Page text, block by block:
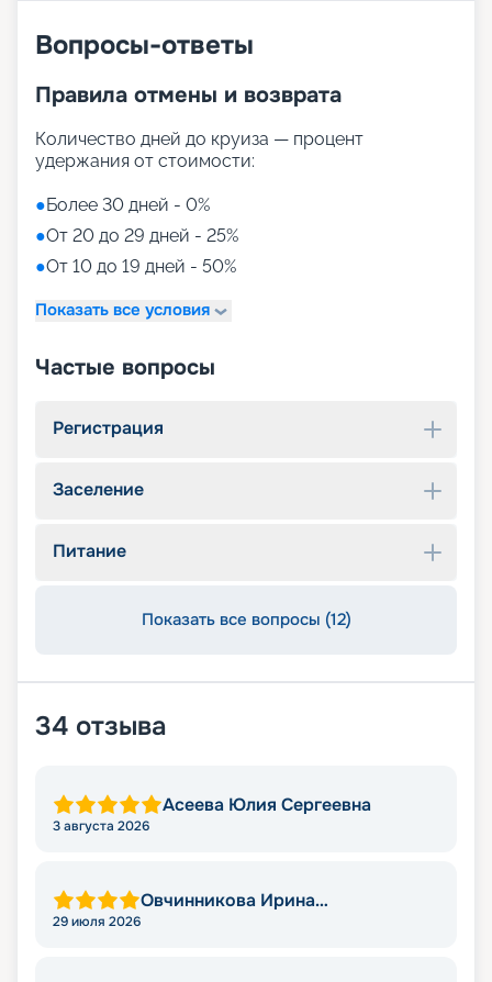
Вопросы-ответы
Правила отмены и возврата
Количество дней до круиза — процент
удержания от стоимости:
●Более 30 дней - 0%
●От 20 до 29 дней - 25%
●От 10 до 19 дней - 50%
Показать все условия
Частые вопросы
Регистрация
Заселение
Питание
Показать все вопросы (12)
34 отзыва
Асеева Юлия Сергеевна
3 августа 2026
Овчинникова Ирина
29 июля 2026